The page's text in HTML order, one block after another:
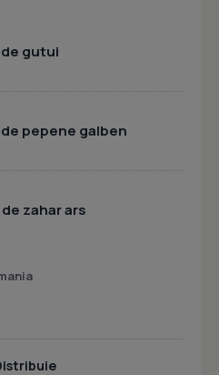
gutui
pepene galben
zahar ars